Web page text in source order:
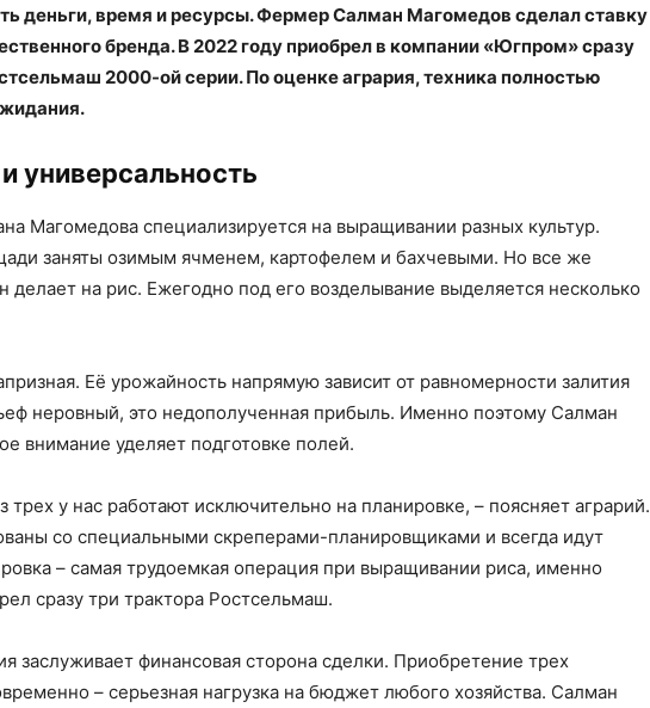
деньги, время и ресурсы. Фермер Салман Магомедов сделал ставку
бренда. В 2022 году приобрел в компании «Югпром» сразу
2000-ой серии. По оценке агрария, техника полностью
универсальность
Магомедова специализируется на выращивании разных культур.
заняты озимым ячменем, картофелем и бахчевыми. Но все же
делает на рис. Ежегодно под его возделывание выделяется несколько
Её урожайность напрямую зависит от равномерности залития
неровный, это недополученная прибыль. Именно поэтому Салман
внимание уделяет подготовке полей.
трех у нас работают исключительно на планировке, – поясняет аграрий.
со специальными скреперами-планировщиками и всегда идут
– самая трудоемкая операция при выращивании риса, именно
сразу три трактора Ростсельмаш.
заслуживает финансовая сторона сделки. Приобретение трех
– серьезная нагрузка на бюджет любого хозяйства. Салман